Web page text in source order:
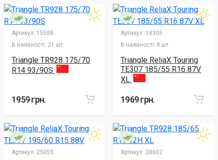
Артикул: 15588
В наявності: 21 шт
Triangle TR928 175/70
R14 93/90S
1959 грн.
Артикул: 18305
В наявності: 8 шт
Triangle ReliaX Touring
TE307 185/55 R16 87V
XL
1969 грн.
Артикул: 25055
Артикул: 28602